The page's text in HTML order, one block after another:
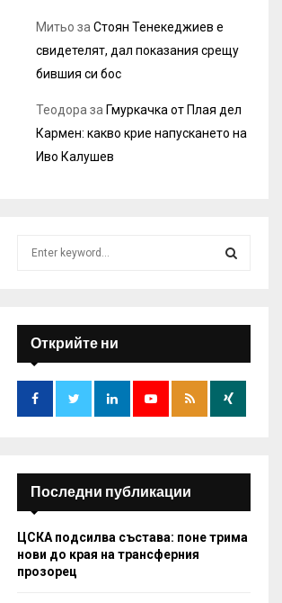
Митьо за Стоян Тенекеджиев е
свидетелят, дал показания срещу
бившия си бос
Теодора за Гмуркачка от Плая дел
Кармен: какво крие напускането на
Иво Калушев
:
E
A
R
Открийте ни
Последни публикации
ЦСКА подсилва състава: поне трима
нови до края на трансферния
прозорец